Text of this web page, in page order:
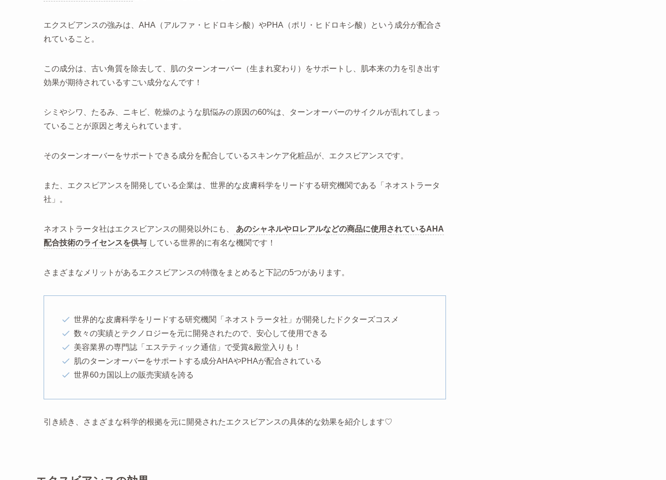
エクスビアンスの強みは、AHA（アルファ・ヒドロキシ酸）やPHA（ポリ・ヒドロキシ酸）という成分が配合さ
れていること。
この成分は、古い角質を除去して、肌のターンオーバー（生まれ変わり）をサポートし、肌本来の力を引き出す
効果が期待されているすごい成分なんです！
シミやシワ、たるみ、ニキビ、乾燥のような肌悩みの原因の60%は、ターンオーバーのサイクルが乱れてしまっ
ていることが原因と考えられています。
そのターンオーバーをサポートできる成分を配合しているスキンケア化粧品が、エクスビアンスです。
また、エクスビアンスを開発している企業は、世界的な皮膚科学をリードする研究機関である「ネオストラータ
社」。
ネオストラータ社はエクスビアンスの開発以外にも、
あのシャネルやロレアルなどの商品に使用されているAHA
配合技術のライセンスを供与 している世界的に有名な機関です！
さまざまなメリットがあるエクスビアンスの特徴をまとめると下記の5つがあります。
世界的な皮膚科学をリードする研究機関「ネオストラータ社」が開発したドクターズコスメ
数々の実績とテクノロジーを元に開発されたので、安心して使用できる
美容業界の専門誌「エステティック通信」で受賞&殿堂入りも！
肌のターンオーバーをサポートする成分AHAやPHAが配合されている
世界60カ国以上の販売実績を誇る
引き続き、さまざまな科学的根拠を元に開発されたエクスビアンスの具体的な効果を紹介します♡